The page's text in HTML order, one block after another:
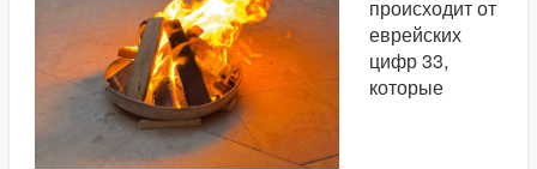
происходит от
еврейских
цифр 33,
которые